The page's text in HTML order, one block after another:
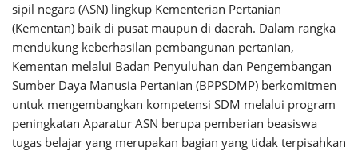
sipil negara (ASN) lingkup Kementerian Pertanian
(Kementan) baik di pusat maupun di daerah. Dalam rangka
mendukung keberhasilan pembangunan pertanian,
Kementan melalui Badan Penyuluhan dan Pengembangan
Sumber Daya Manusia Pertanian (BPPSDMP) berkomitmen
untuk mengembangkan kompetensi SDM melalui program
peningkatan Aparatur ASN berupa pemberian beasiswa
tugas belajar yang merupakan bagian yang tidak terpisahkan